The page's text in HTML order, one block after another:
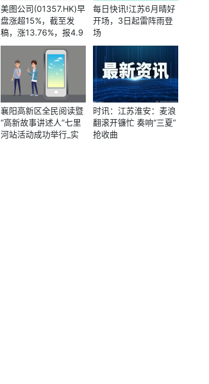
美图公司(01357.HK)早
盘涨超15%，截至发
稿，涨13.76%，报4.9
6港元，成交额3.39亿
每日快讯!江苏6月晴好
开场，3日起雷阵雨登
场
襄阳高新区全民阅读暨
“高新故事讲述人”七里
河站活动成功举行_实
时讯：江苏淮安：麦浪
翻滚开镰忙 奏响“三夏”
抢收曲